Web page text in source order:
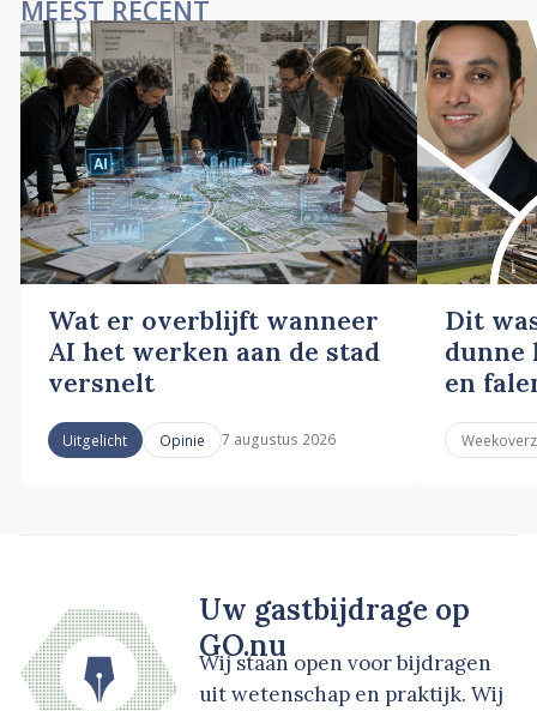
MEEST RECENT
Wat er overblijft wanneer
AI het werken aan de stad
versnelt
Uitgelicht Opinie 7 augustus 2026
Dit
dunne
en
Uw gastbijdrage op
GO.nu
Wij staan open voor bijdragen
uit wetenschap en praktijk. Wij